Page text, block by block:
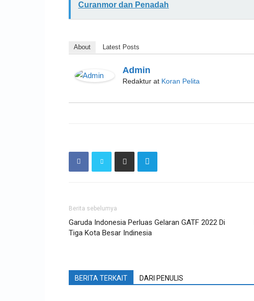
Curanmor dan Penadah
About Latest Posts
Admin
Redaktur at Koran Pelita
Berita sebelumya
Garuda Indonesia Perluas Gelaran GATF 2022 Di
Tiga Kota Besar Indinesia
BERITA TERKAIT DARI PENULIS